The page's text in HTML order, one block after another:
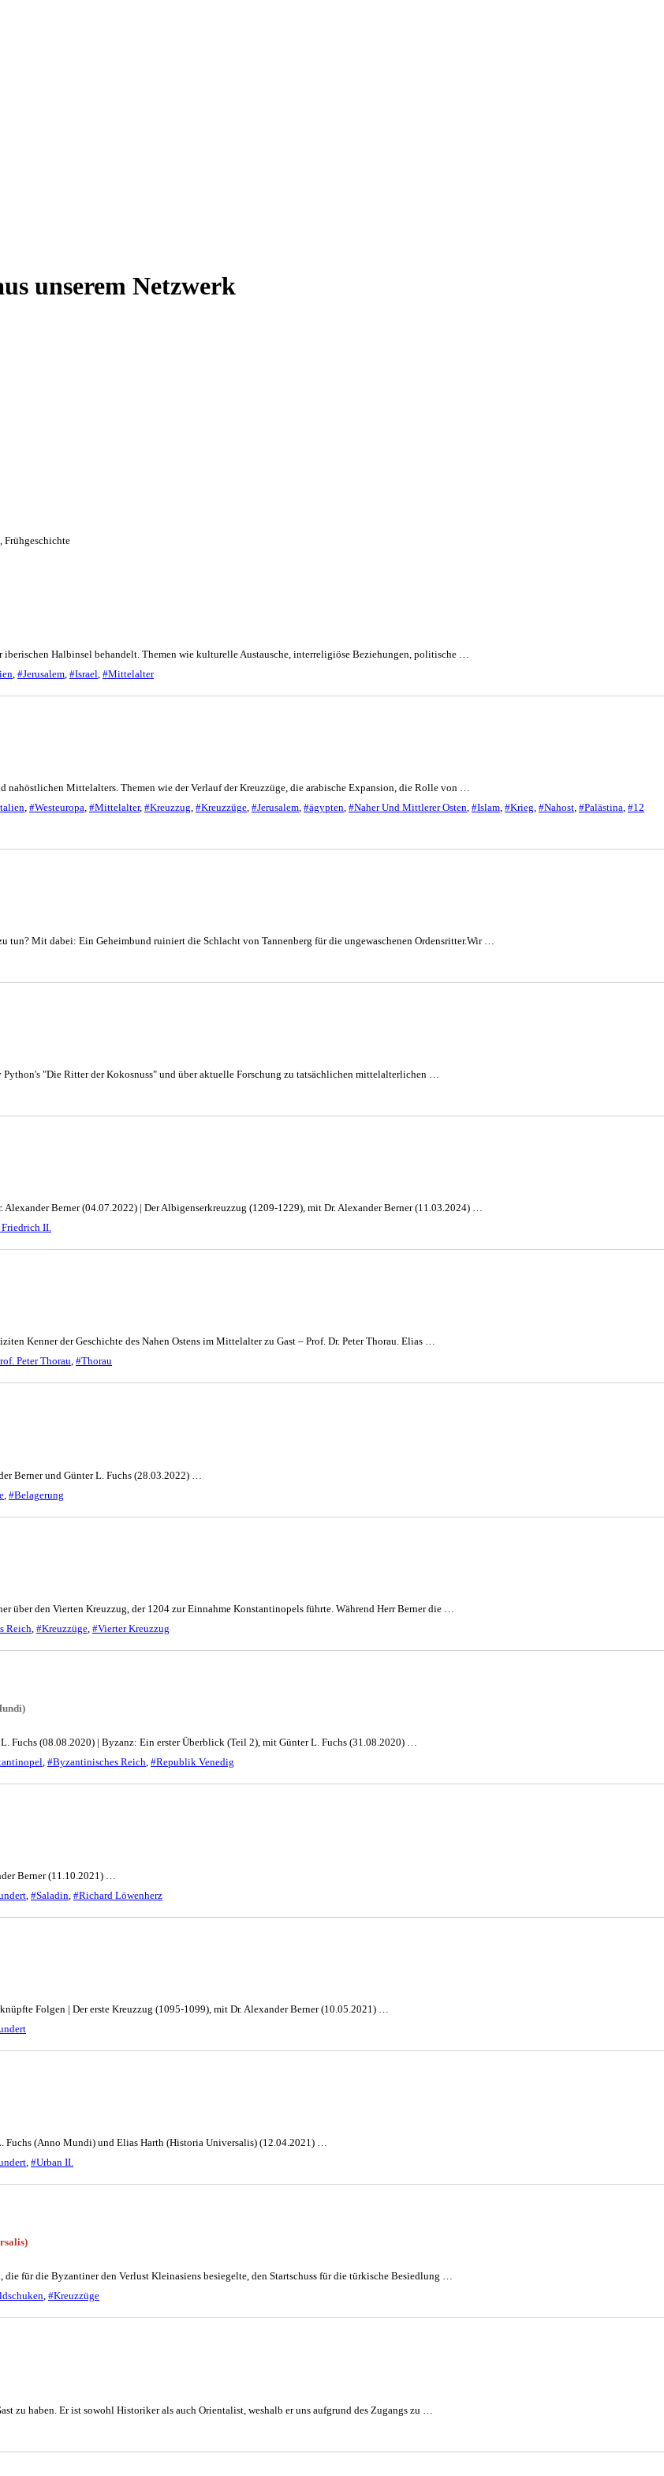
unserem Netzwerk
, Frühgeschichte
Halbinsel behandelt. Themen wie kulturelle Austausche, interreligiöse Beziehungen, politische …
#Jerusalem #Israel #Mittelalter
nahöstlichen Mittelalters. Themen wie der Verlauf der Kreuzzüge, die arabische Expansion, die Rolle von …
, #Westeuropa, #Mittelalter, #Kreuzzug, #Kreuzzüge, #Jerusalem, #ägypten, #Naher Und Mittlerer Osten, #Islam, #Krieg, #Nahost, #Palästina, #12
tun? Mit dabei: Ein Geheimbund ruiniert die Schlacht von Tannenberg für die ungewaschenen Ordensritter.Wir …
"Die Ritter der Kokosnuss" und über aktuelle Forschung zu tatsächlichen mittelalterlichen …
Berner (04.07.2022) | Der Albigenserkreuzzug (1209-1229), mit Dr. Alexander Berner (11.03.2024) …
Friedrich II.
Kenner der Geschichte des Nahen Ostens im Mittelalter zu Gast – Prof. Dr. Peter Thorau. Elias …
Peter Thorau, #Thorau
Berner und Günter L. Fuchs (28.03.2022) …
#Belagerung
über den Vierten Kreuzzug, der 1204 zur Einnahme Konstantinopels führte. Während Herr Berner die …
Reich #Kreuzzüge #Vierter Kreuzzug
Fuchs (08.08.2020) | Byzanz: Ein erster Überblick (Teil 2), mit Günter L. Fuchs (31.08.2020) …
, #Byzantinisches Reich, #Republik Venedig
Berner (11.10.2021) …
, #Saladin, #Richard Löwenherz
Folgen | Der erste Kreuzzug (1095-1099), mit Dr. Alexander Berner (10.05.2021) …
(Anno Mundi) und Elias Harth (Historia Universalis) (12.04.2021) …
, #Urban II.
für die Byzantiner den Verlust Kleinasiens besiegelte, den Startschuss für die türkische Besiedlung …
, #Kreuzzüge
zu haben. Er ist sowohl Historiker als auch Orientalist, weshalb er uns aufgrund des Zugangs zu …